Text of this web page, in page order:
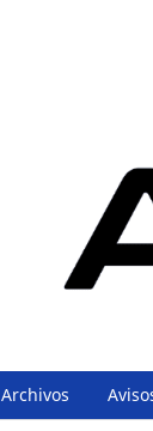
Archivos